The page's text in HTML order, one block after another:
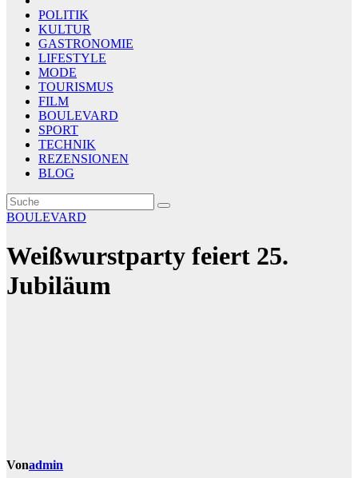
POLITIK
KULTUR
GASTRONOMIE
LIFESTYLE
MODE
TOURISMUS
FILM
BOULEVARD
SPORT
TECHNIK
REZENSIONEN
BLOG
BOULEVARD
Weißwurstparty feiert 25.
Jubiläum
Vonadmin